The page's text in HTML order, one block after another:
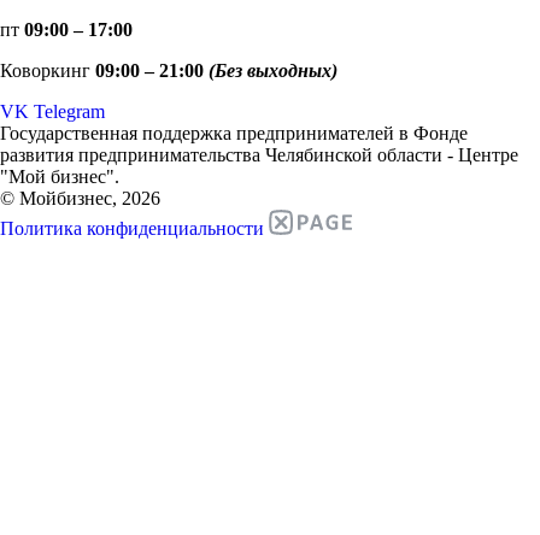
пт 09:00 – 17:00
Коворкинг 09:00 – 21:00 (Без выходных)
VK Telegram
Государственная поддержка предпринимателей в Фонде
развития предпринимательства Челябинской области - Центре
"Мой бизнес".
© Мойбизнес, 2026
Политика конфиденциальности